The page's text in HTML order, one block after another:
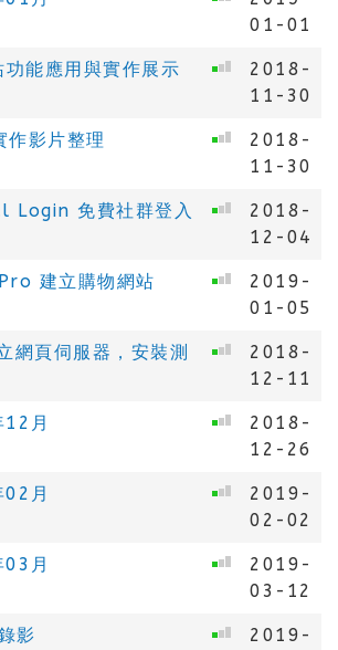
01-01
能應用與實作展示
2018-
11-30
影片整理
2018-
11-30
Login 免費社群登入
2018-
12-04
建立購物網站
2019-
01-05
網頁伺服器，安裝測
2018-
12-11
月
2018-
12-26
月
2019-
02-02
月
2019-
03-12
影
2019-